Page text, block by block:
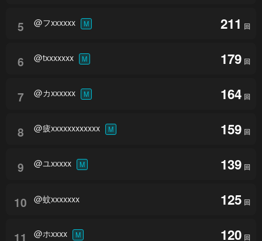
5 @フxxxxxx M 211 回
6 @txxxxxxx M 179 回
7 @カxxxxxx M 164 回
8 @疲xxxxxxxxxxxx M 159 回
9 @ユxxxxx M 139 回
10 @蚊xxxxxxx 125 回
11 @ホxxxx M 120 回